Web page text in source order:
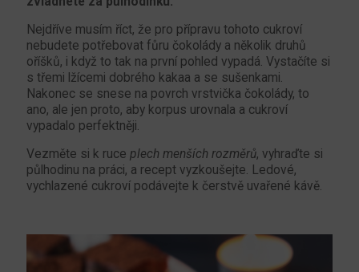
Nejdříve musím říct, že pro přípravu tohoto cukroví
nebudete potřebovat fůru čokolády a několik druhů
oříšků, i když to tak na první pohled vypadá. Vystačíte si
s třemi lžícemi dobrého kakaa a se sušenkami.
Nakonec se snese na povrch vrstvička čokolády, to
ano, ale jen proto, aby korpus urovnala a cukroví
vypadalo perfektněji.
Vezměte si k ruce plech menších rozměrů, vyhraďte si
půlhodinu na práci, a recept vyzkoušejte. Ledové,
vychlazené cukroví podávejte k čerstvě uvařené kávě.